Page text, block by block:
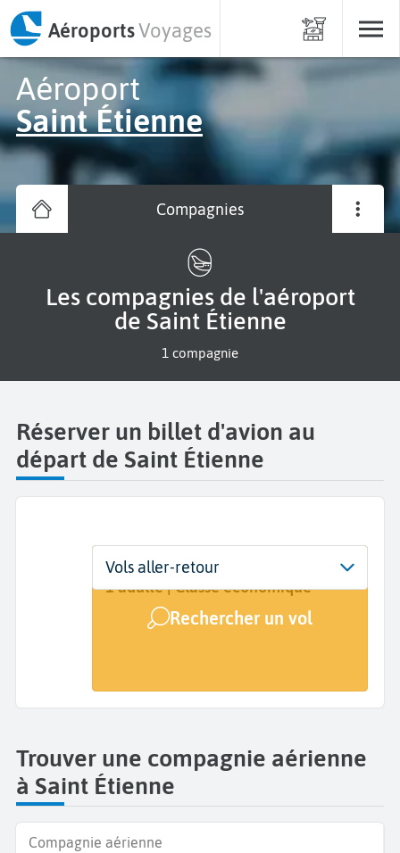
AéroportsVoyages
Aéroport
Saint Étienne
Compagnies
Les compagnies de l'aéroport
de Saint Étienne
1 compagnie
Réserver un billet d'avion au
départ de Saint Étienne
Départ
Saint-Étienne Loire (EBU)
Dates
Dates de votre voyage
Voyageurs | Classe
1 adulte | Classe économique
Rechercher un vol
Vols aller-retour
Trouver une compagnie aérienne
à Saint Étienne
Compagnie aérienne